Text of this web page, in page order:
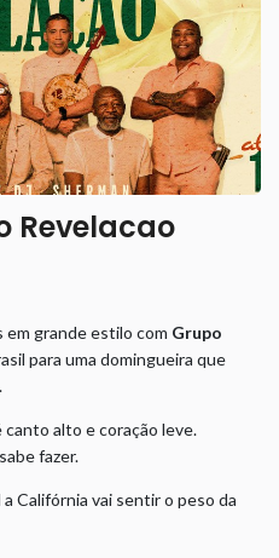
Revelacao
grande estilo com Grupo
para uma domingueira que
canto alto e coração leve.
fazer.
Califórnia vai sentir o peso da